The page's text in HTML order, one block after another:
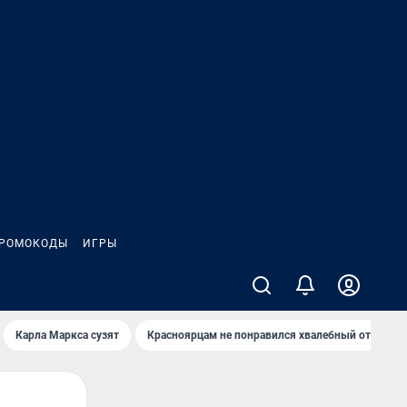
ИГРЫ
Карла Маркса сузят Красноярцам не понравился хвалебный отзыв о